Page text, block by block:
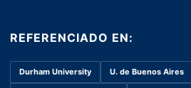
REFERENCIADO EN:
Durham University U. de Buenos Aires